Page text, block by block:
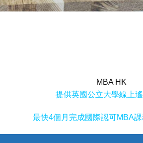
MBA HK
提供英國公立大學線上
最快4個月完成國際認可MBA